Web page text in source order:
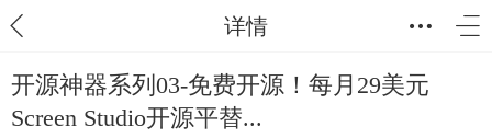
详情
开源神器系列03-免费开源！每月29美元
Screen Studio开源平替...